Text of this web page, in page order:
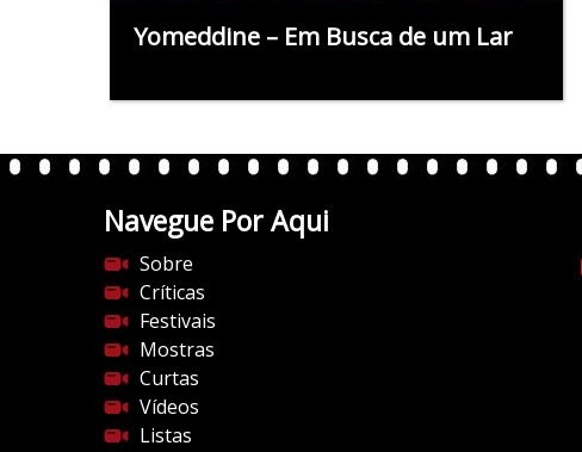
Yomeddine – Em Busca de um Lar
Navegue Por Aqui
Sobre
Críticas
Festivais
Mostras
Curtas
Vídeos
Listas